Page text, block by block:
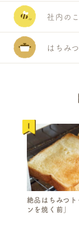
社内の
はちみ
絶品はちみつ
ンを焼く前」